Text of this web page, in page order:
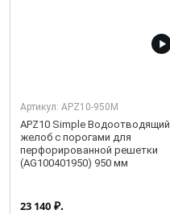
Артикул: APZ10-950M
APZ10 Simple Водоотводящий
желоб с порогами для
перфорированной решетки
(AG100401950) 950 мм
23 140 ₽.